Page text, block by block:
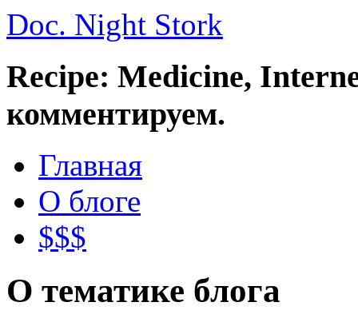
Doc. Night Stork
Recipe: Medicine,
комментируем.
Главная
О блоге
$$$
О тематике блога